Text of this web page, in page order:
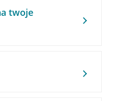
twoje